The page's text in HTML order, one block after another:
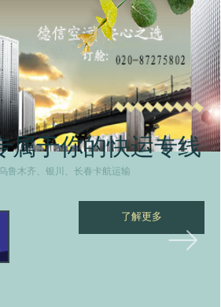
属于你的快运专线
鲁木齐、银川、长春卡航运输
了解更多
ꁹ